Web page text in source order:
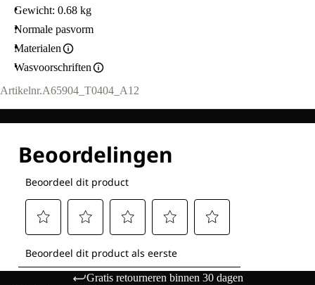
Gewicht: 0.68 kg
Normale pasvorm
Materialen
Wasvoorschriften
Artikelnr.A65904_T0404_A12
Gratis retourneren binnen 30 dagen